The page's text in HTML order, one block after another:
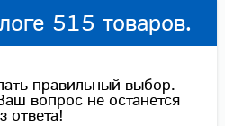
515 товаров.
правильный выбор.
вопрос не останется
ответа!